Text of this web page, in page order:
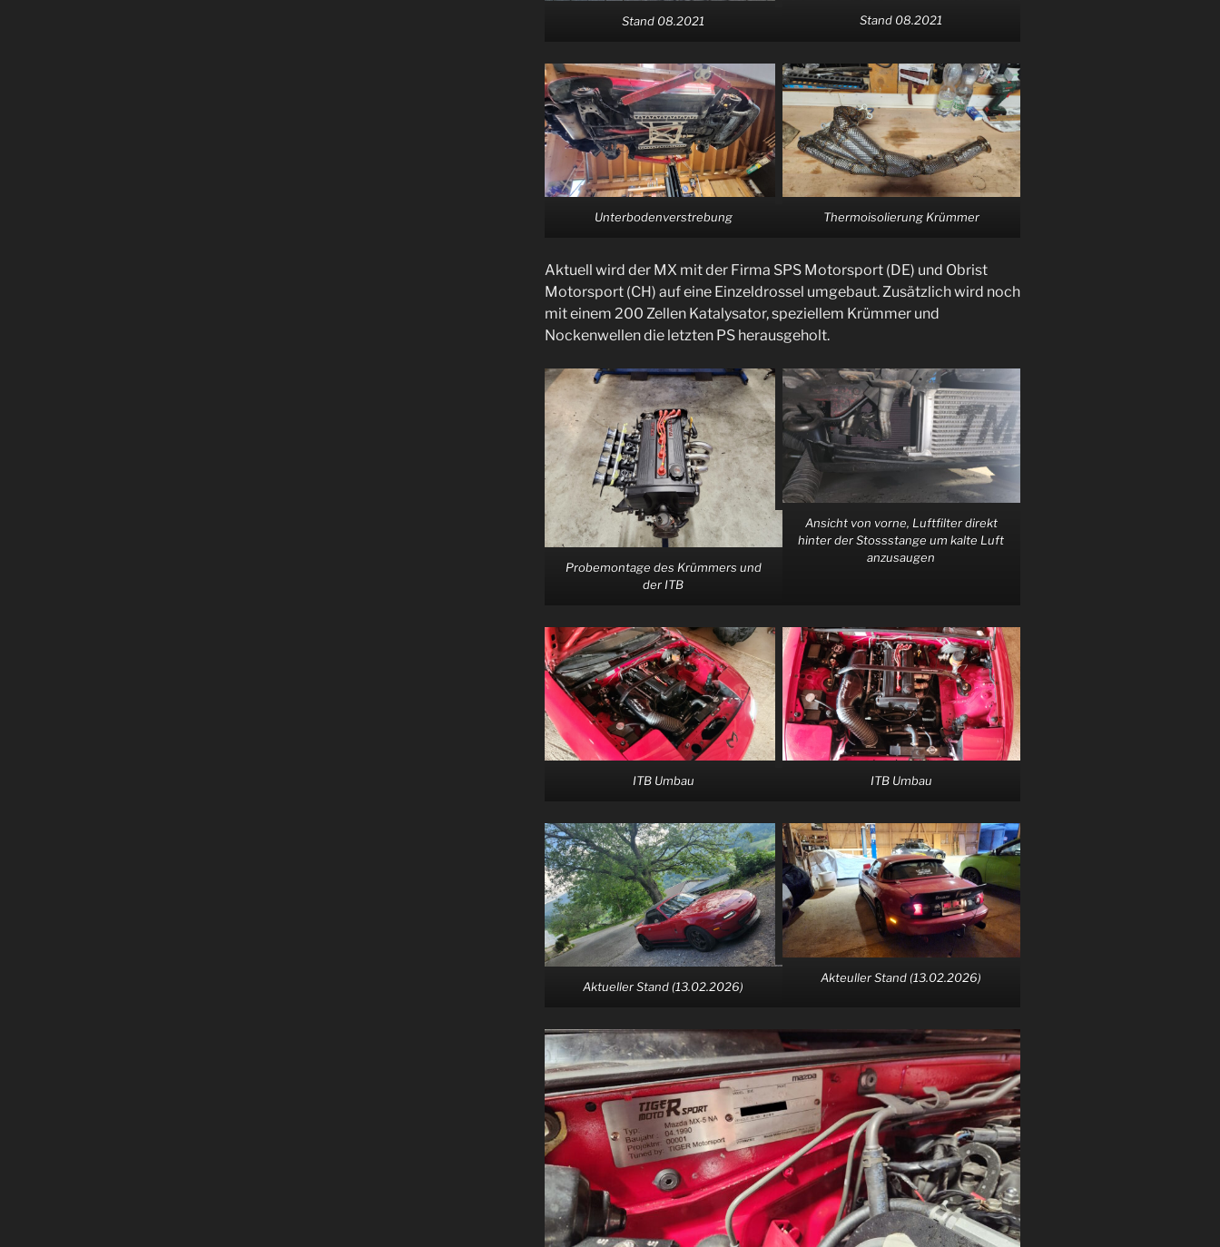
Stand 08.2021 Stand 08.2021
Unterbodenverstrebung Thermoisolierung Krümmer
Aktuell wird der MX mit der Firma SPS Motorsport (DE) und Obrist
Motorsport (CH) auf eine Einzeldrossel umgebaut. Zusätzlich wird noch
mit einem 200 Zellen Katalysator, speziellem Krümmer und
Nockenwellen die letzten PS herausgeholt.
Probemontage des Krümmers und
der ITB
Ansicht von vorne, Luftfilter direkt
hinter der Stossstange um kalte Luft
anzusaugen
ITB Umbau ITB Umbau
Aktueller Stand (13.02.2026)
Akteuller Stand (13.02.2026)